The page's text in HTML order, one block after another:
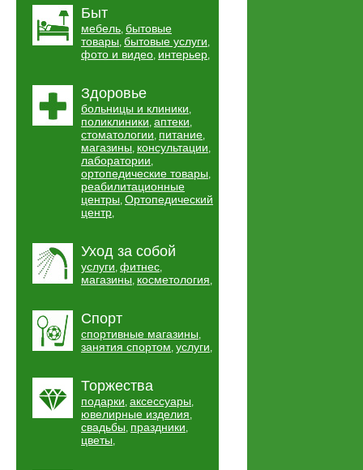
Быт
мебель, бытовые
товары, бытовые услуги,
фото и видео, интерьер,
Здоровье
больницы и клиники,
поликлиники, аптеки,
стоматологии, питание,
магазины, консультации,
лаборатории,
ортопедические товары,
реабилитационные
центры, Ортопедический
центр,
Уход за собой
услуги, фитнес,
магазины, косметология,
Спорт
спортивные магазины,
занятия спортом, услуги,
Торжества
подарки, аксессуары,
ювелирные изделия,
свадьбы, праздники,
цветы,